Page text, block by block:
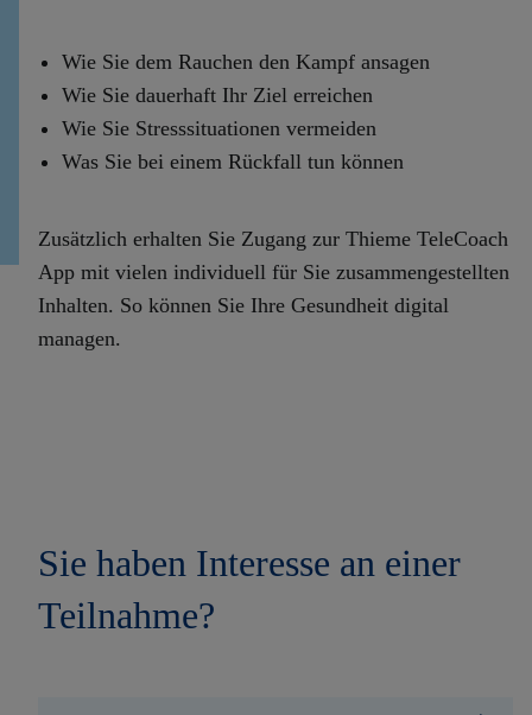
Wie Sie dem Rauchen den Kampf ansagen
Wie Sie dauerhaft Ihr Ziel erreichen
Wie Sie Stresssituationen vermeiden
Was Sie bei einem Rückfall tun können
Zusätzlich erhalten Sie Zugang zur Thieme TeleCoach
App mit vielen individuell für Sie zusammengestellten
Inhalten. So können Sie Ihre Gesundheit digital
managen.
Sie haben Interesse an einer
Teilnahme?